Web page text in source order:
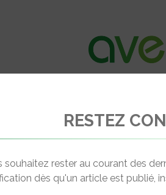
RESTEZ
souhaitez rester au courant des
dès qu'un article est publié,